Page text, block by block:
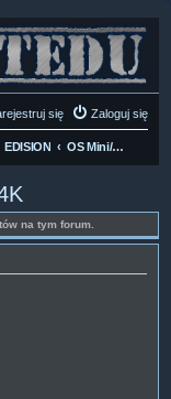
Zaloguj się
się
EDISION OS Mini/OS Mini plus/OS Mini 4K
na tym forum.